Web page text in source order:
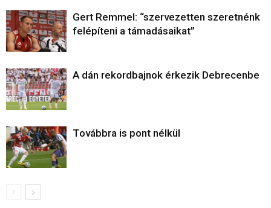
Gert Remmel: “szervezetten szeretnénk
felépíteni a támadásaikat”
A dán rekordbajnok érkezik Debrecenbe
Továbbra is pont nélkül